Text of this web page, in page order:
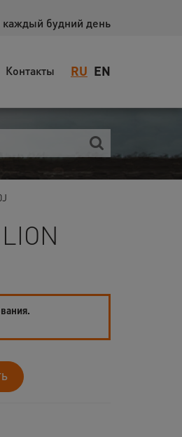
каждый будний день
RU EN
Контакты